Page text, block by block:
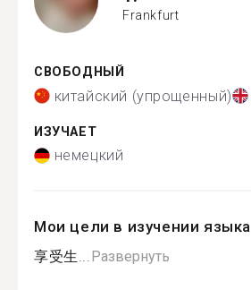
Frankfurt
СВОБОДНЫЙ
китайский (упрощенный)
ИЗУЧАЕТ
немецкий
Мои цели в изучении языка
享受生...Развернуть